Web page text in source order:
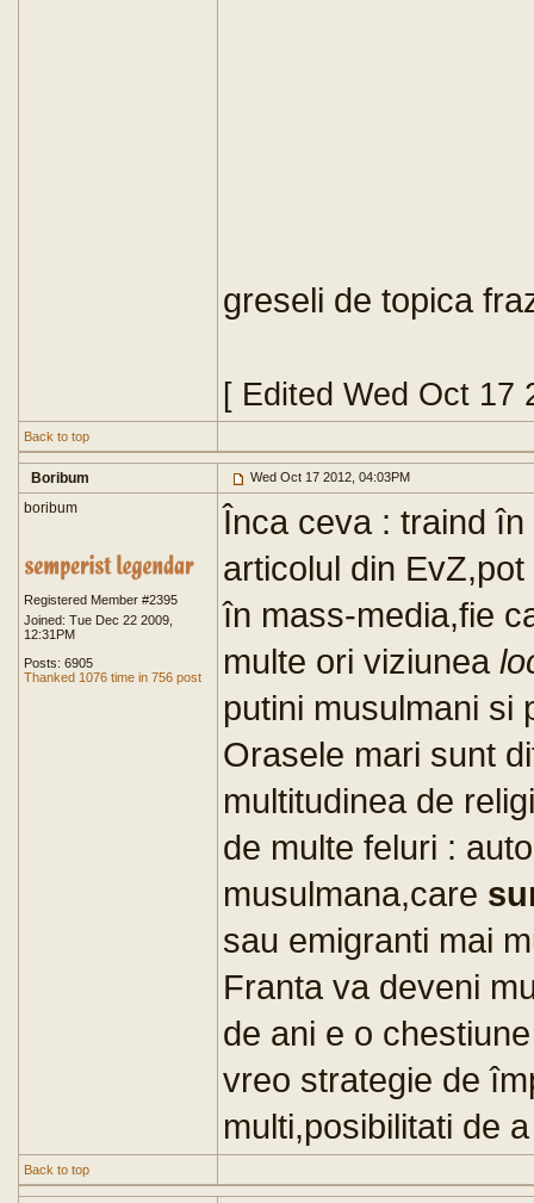
greseli de topica
[ Edited Wed Oct 17
Back to top
Boribum Wed Oct 17 2012, 04:03PM
boribum
Registered Member #2395
Joined: Tue Dec 22 2009,
12:31PM
Posts: 6905
Thanked 1076 time in 756 post
Înca ceva : traind
articolul din
în mass-media,fie
multe ori viziunea
putini musulmani si
Orasele mari sunt
multitudinea de
de multe feluri :
musulmana,care
sau emigranti mai
Franta va deveni
de ani e o
vreo strategie de
multi,posibilitati de
Back to top